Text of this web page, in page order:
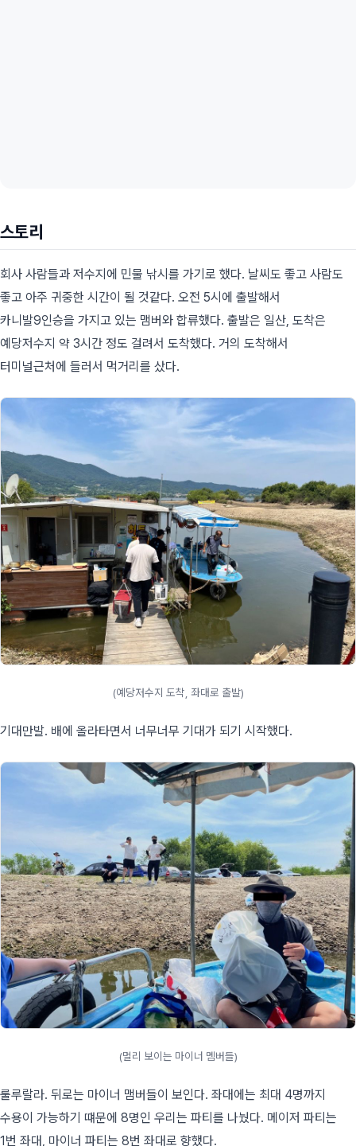
스토리
회사 사람들과 저수지에 민물 낚시를 가기로 했다. 날씨도 좋고 사람도
좋고 아주 귀중한 시간이 될 것같다. 오전 5시에 출발해서
카니발9인승을 가지고 있는 맴버와 합류했다. 출발은 일산, 도착은
예당저수지 약 3시간 정도 걸려서 도착했다. 거의 도착해서
터미널근처에 들러서 먹거리를 샀다.
(예당저수지 도착, 좌대로 출발)
기대만발. 배에 올라타면서 너무너무 기대가 되기 시작했다.
(멀리 보이는 마이너 멤버들)
룰루랄라. 뒤로는 마이너 맴버들이 보인다. 좌대에는 최대 4명까지
수용이 가능하기 떄문에 8명인 우리는 파티를 나눴다. 메이저 파티는
1번 좌대, 마이너 파티는 8번 좌대로 향했다.